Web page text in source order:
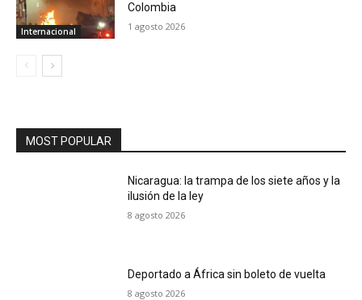
Internacional
Colombia
1 agosto 2026
MOST POPULAR
Nicaragua: la trampa de los siete años y la
ilusión de la ley
8 agosto 2026
Deportado a África sin boleto de vuelta
8 agosto 2026